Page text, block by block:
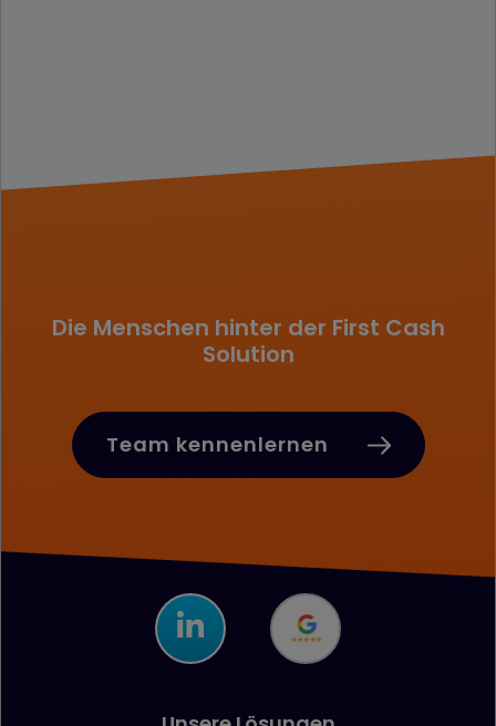
Die Menschen hinter der First Cash
Solution
Team kennenlernen